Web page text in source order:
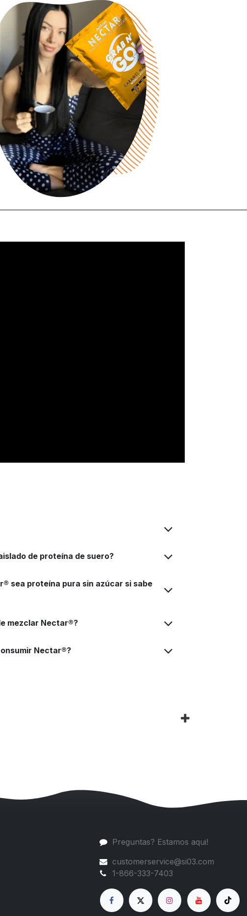
de proteína de suero?
sea proteína pura sin azúcar si sabe
mezclar Nectar®?
Nectar®?
Preguntas? Estamos aqui!
customerservice@si03.com
1-866-333-7403